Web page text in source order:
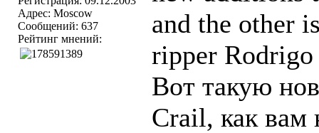
Адрес: Moscow
Сообщений: 637
Рейтинг мнений:
and the other
ripper
Вот такую
Crail, как вам